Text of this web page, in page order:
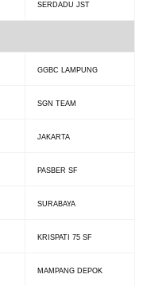
SERDADU JST
GGBC LAMPUNG
SGN TEAM
JAKARTA
PASBER SF
SURABAYA
KRISPATI 75 SF
MAMPANG DEPOK